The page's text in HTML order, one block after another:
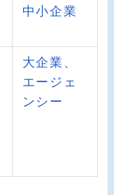
中小企業
大企業、
エージェ
ンシー